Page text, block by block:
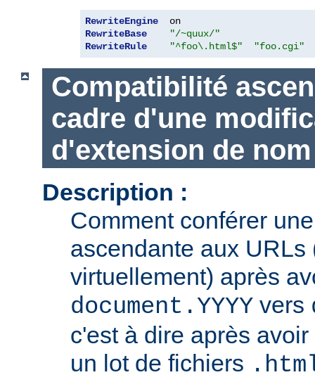
RewriteEngine
RewriteBase
"/~quux/"
RewriteRule
"^foo\.html$" "foo.cgi"
Compatibilité
cadre d'une
d'extension de
Description :
Comment conférer
ascendante aux URLs
virtuellement) après
document.YYYY vers
c'est à dire après
un lot de fichiers